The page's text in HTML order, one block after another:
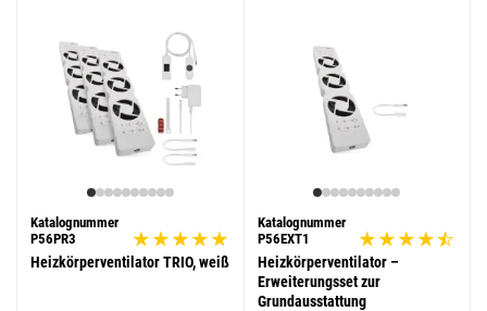
Katalognummer
P56PR3
Heizkörperventilator TRIO, weiß
Katalognummer
P56EXT1
Heizkörperventilator –
Erweiterungsset zur
Grundausstattung